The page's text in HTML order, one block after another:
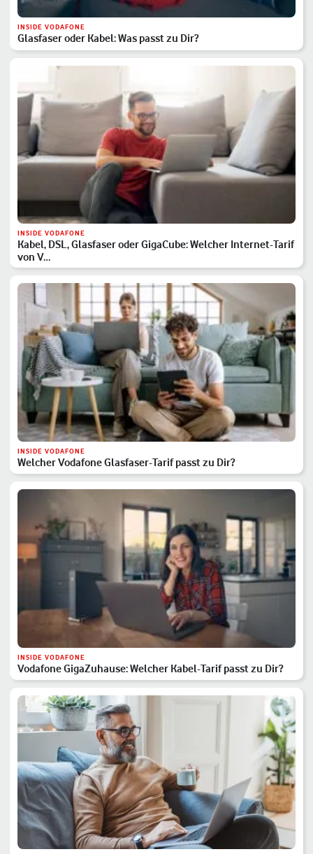
INSIDE VODAFONE
Glasfaser oder Kabel: Was passt zu Dir?
INSIDE VODAFONE
Kabel, DSL, Glasfaser oder GigaCube: Welcher Internet-Tarif
von V…
INSIDE VODAFONE
Welcher Vodafone Glasfaser-Tarif passt zu Dir?
INSIDE VODAFONE
Vodafone GigaZuhause: Welcher Kabel-Tarif passt zu Dir?